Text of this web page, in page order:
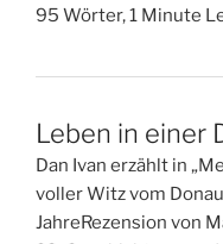
95 Wörter, 1 Minute
Leben in einer
Dan Ivan erzählt in
voller Witz vom
JahreRezension von